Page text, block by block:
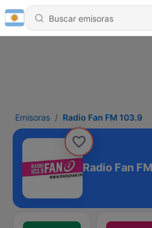
Emisoras Radio Fan FM 103.9
Radio Fan